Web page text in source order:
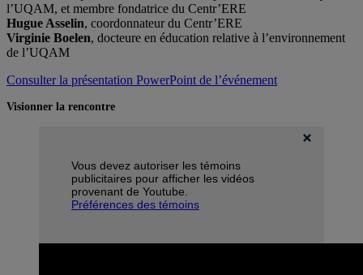
l’UQAM, et membre fondatrice du Centr’ERE
Hugue Asselin, coordonnateur du Centr’ERE
Virginie Boelen, docteure en éducation relative à l’environnement
de l’UQAM
Consulter la présentation PowerPoint de l’événement
Visionner la rencontre
Vous devez autoriser les témoins
publicitaires pour afficher les vidéos
provenant de Youtube.
Préférences des témoins